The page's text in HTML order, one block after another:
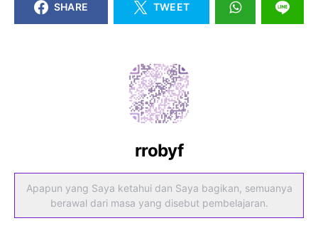
SHARE TWEET
rrobyf
Apapun yang Saya ketahui dan Saya bagikan, semuanya
berawal dari masa yang disebut pembelajaran.